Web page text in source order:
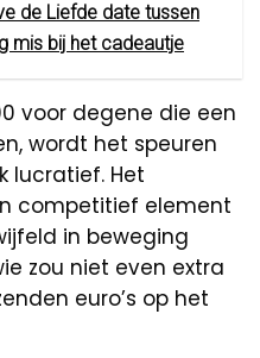
de Liefde date tussen
mis bij het cadeautje
voor degene die een
wordt het speuren
lucratief. Het
competitief element
in beweging
zou niet even extra
euro’s op het